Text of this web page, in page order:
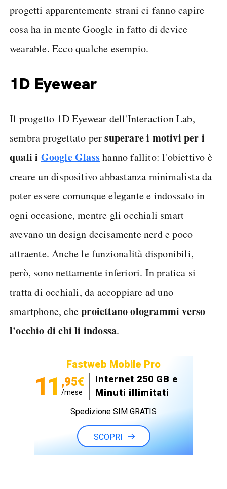
progetti apparentemente strani ci fanno capire
cosa ha in mente Google in fatto di device
wearable. Ecco qualche esempio.
1D Eyewear
Il progetto 1D Eyewear dell'Interaction Lab,
sembra progettato persuperare i motivi per i
quali i Google Glasshanno fallito: l'obiettivo è
creare un dispositivo abbastanza minimalista da
poter essere comunque elegante e indossato in
ogni occasione, mentre gli occhiali smart
avevano un design decisamente nerd e poco
attraente. Anche le funzionalità disponibili,
però, sono nettamente inferiori. In pratica si
tratta di occhiali, da accoppiare ad uno
smartphone, cheproiettano ologrammi verso
l'occhio di chi li indossa.
Fastweb Mobile Pro
11 ,95€
/mese
Internet 250 GB e
Minuti illimitati
Spedizione SIM GRATIS
SCOPRI